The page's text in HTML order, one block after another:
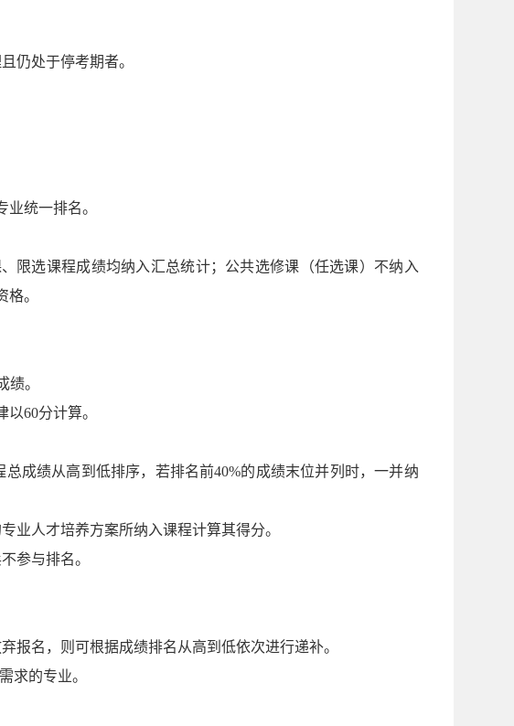
仍处于停考期者。
统一排名。
限选课程成绩均纳入汇总统计；公共选修课（任选课）不纳入
。
绩。
60分计算。
成绩从高到低排序，若排名前40%的成绩末位并列时，一并纳
业人才培养方案所纳入课程计算其得分。
参与排名。
报名，则可根据成绩排名从高到低依次进行递补。
求的专业。